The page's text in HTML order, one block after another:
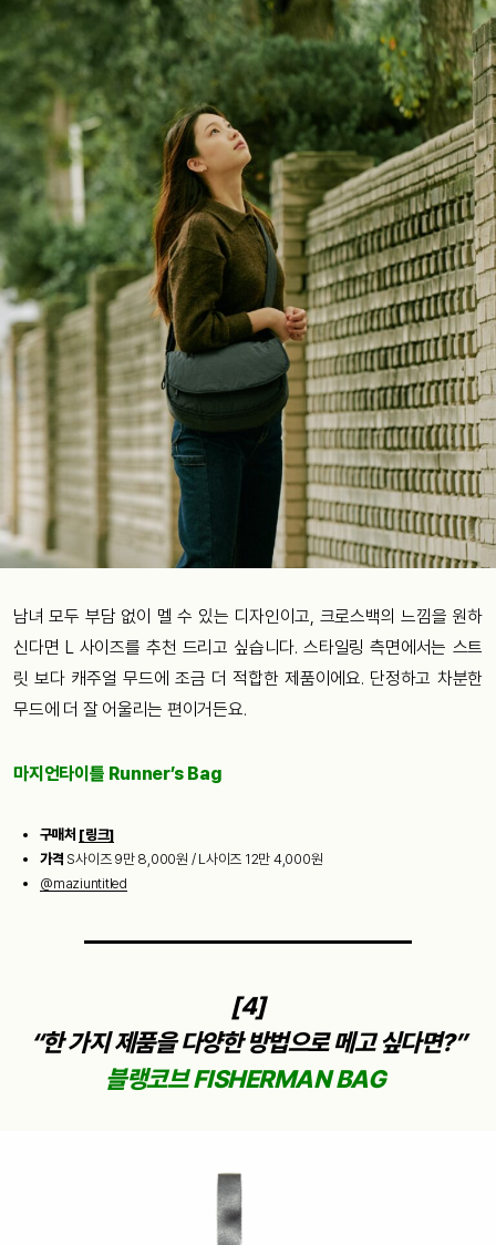
남녀 모두 부담 없이 멜 수 있는 디자인이고, 크로스백의 느낌을 원하
신다면 L 사이즈를 추천 드리고 싶습니다. 스타일링 측면에서는 스트
릿 보다 캐주얼 무드에 조금 더 적합한 제품이에요. 단정하고 차분한
무드에 더 잘 어울리는 편이거든요.
마지언타이틀 Runner’s Bag
구매처 [링크]
가격 S사이즈 9만 8,000원 / L사이즈 12만 4,000원
@maziuntitled
[4]
“한 가지 제품을 다양한 방법으로 메고 싶다면?”
블랭코브 FISHERMAN BAG